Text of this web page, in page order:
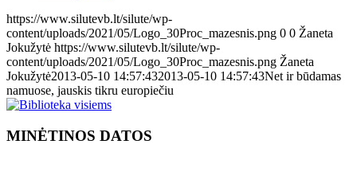
https://www.silutevb.lt/silute/wp-
content/uploads/2021/05/Logo_30Proc_mazesnis.png 0 0 Žaneta
Jokužytė https://www.silutevb.lt/silute/wp-
content/uploads/2021/05/Logo_30Proc_mazesnis.png Žaneta
Jokužytė2013-05-10 14:57:432013-05-10 14:57:43Net ir būdamas
namuose, jauskis tikru europiečiu
MINĖTINOS DATOS